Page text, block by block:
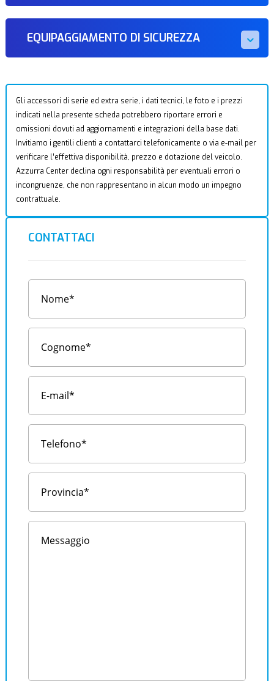
EQUIPAGGIAMENTO DI SICUREZZA
Gli accessori di serie ed extra serie, i dati tecnici, le foto e i prezzi
indicati nella presente scheda potrebbero riportare errori e
omissioni dovuti ad aggiornamenti e integrazioni della base dati.
Invitiamo i gentili clienti a contattarci telefonicamente o via e-mail per
verificare l’effettiva disponibilità, prezzo e dotazione del veicolo.
Azzurra Center declina ogni responsabilità per eventuali errori o
incongruenze, che non rappresentano in alcun modo un impegno
contrattuale.
CONTATTACI